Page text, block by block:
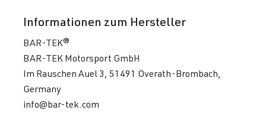
Informationen zum Hersteller
BAR-TEK®
BAR-TEK Motorsport GmbH
Im Rauschen Auel 3, 51491 Overath-Brombach,
Germany
info@bar-tek.com